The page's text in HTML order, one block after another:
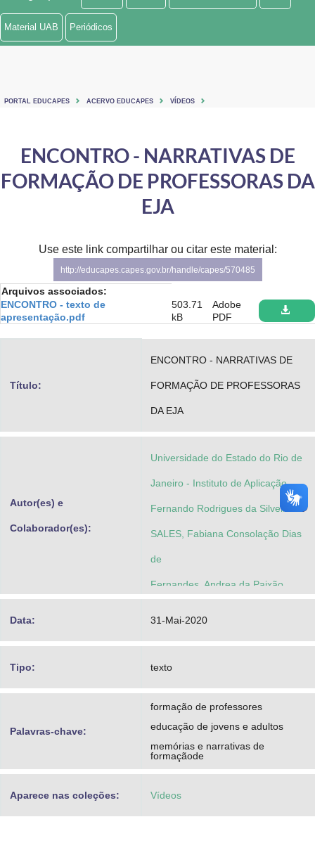
Ministério de Minas e Energia
Controladoria-Geral da União
Ministério da Mulher, da Família e dos Direitos Humanos
Secretaria de Governo
Gabinete de Segurança Institucional
Planalto
Material UAB Periódicos
PORTAL EDUCAPES ACERVO EDUCAPES VÍDEOS
ENCONTRO - NARRATIVAS DE
FORMAÇÃO DE PROFESSORAS DA
EJA
Use este link compartilhar ou citar este material:
http://educapes.capes.gov.br/handle/capes/570485
Arquivos associados:
ENCONTRO - texto de
apresentação.pdf
503.71
kB
Adobe
PDF
Título:
ENCONTRO - NARRATIVAS DE
FORMAÇÃO DE PROFESSORAS
DA EJA
Autor(es) e
Colaborador(es):
Universidade do Estado do Rio de
Janeiro - Instituto de Aplicação
Fernando Rodrigues da Silveira
SALES, Fabiana Consolação Dias
de
Fernandes, Andrea da Paixão
Data: 31-Mai-2020
Tipo: texto
Palavras-chave:
formação de professores
educação de jovens e adultos
memórias e narrativas de
formaçãode
Aparece nas coleções: Vídeos